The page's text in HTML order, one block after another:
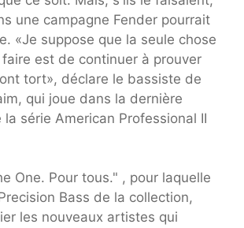
une campagne Fender pourrait
«Je suppose que la seule chose
est de continuer à prouver
tort», déclare le bassiste de
qui joue dans la dernière
la série American Professional II
One. Pour tous." , pour laquelle
Bass de la collection,
les nouveaux artistes qui